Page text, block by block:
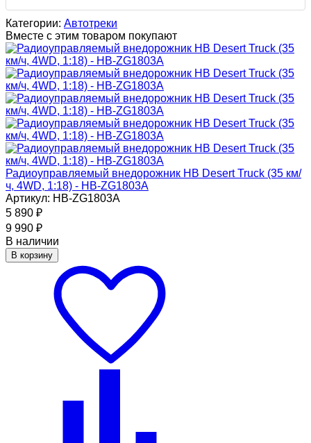
Категории: Автотреки
Вместе с этим товаром покупают
Радиоуправляемый внедорожник HB Desert Truck (35 км/
ч, 4WD, 1:18) - HB-ZG1803A
Артикул: HB-ZG1803A
5 890 ₽
9 990 ₽
В наличии
В корзину